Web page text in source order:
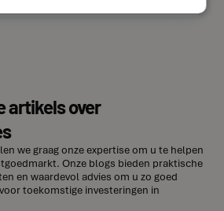
artikels over
we graag onze expertise om u te helpen
Onze blogs bieden praktische
en waardevol advies om u zo goed
toekomstige investeringen in